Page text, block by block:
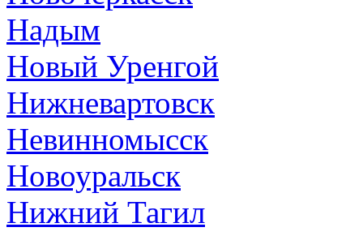
Надым
Новый Уренгой
Нижневартовск
Невинномысск
Новоуральск
Нижний Тагил